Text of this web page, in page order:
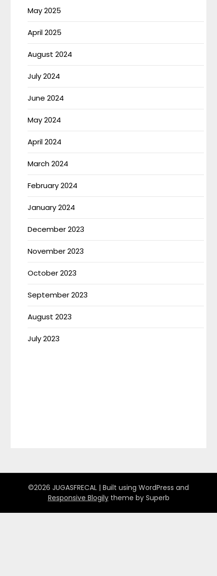
May 2025
April 2025
August 2024
July 2024
June 2024
May 2024
April 2024
March 2024
February 2024
January 2024
December 2023
November 2023
October 2023
September 2023
August 2023
July 2023
©2026 JUGASFRECAL | Built using WordPress and
Responsive Blogilytheme by Superb